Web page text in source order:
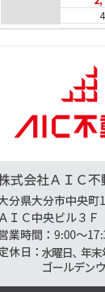
バ
第4位